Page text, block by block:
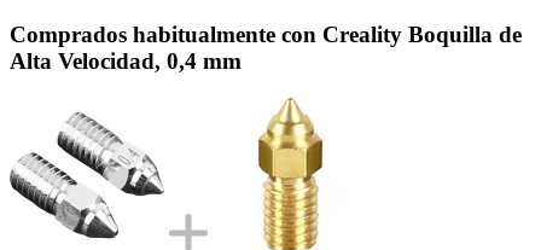
Comprados habitualmente con Creality Boquilla de
Alta Velocidad, 0,4 mm